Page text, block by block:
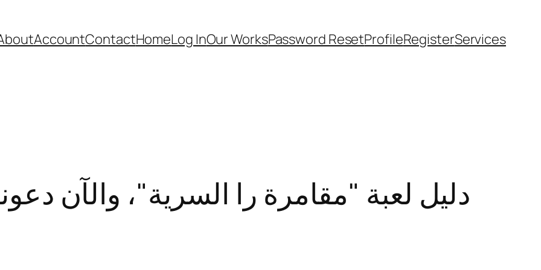
AccountContactHomeLog InOur WorksPassword ResetProfileRegisterServices
دليل لعبة "مقامرة را السرية"، والآن